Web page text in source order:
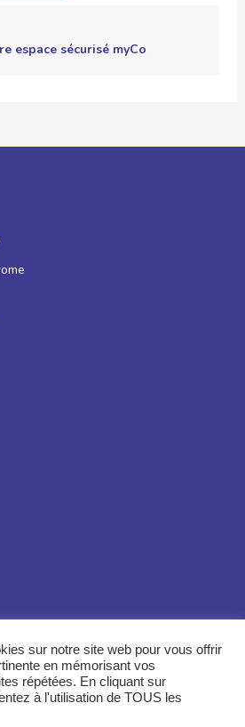
espace sécurisé myCo
sur notre site web pour vous offrir
en mémorisant vos
répétées. En cliquant sur
à l'utilisation de TOUS les